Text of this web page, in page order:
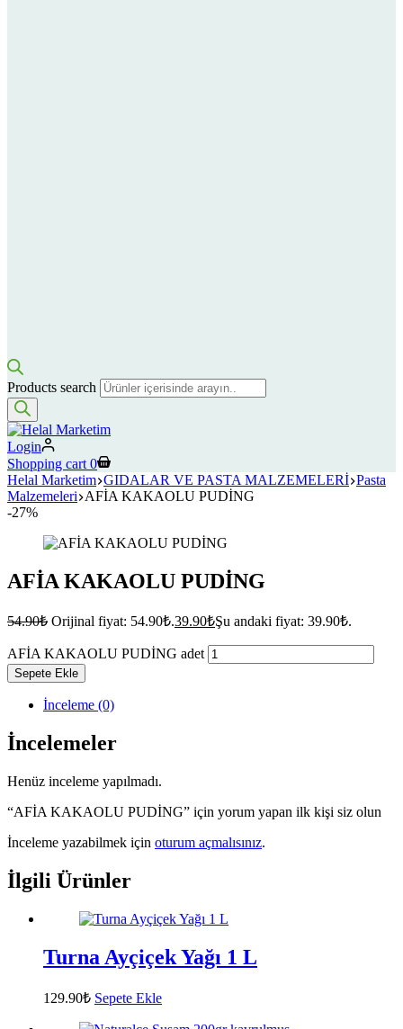
Products search
Login
Shopping cart 0
Helal Marketim GIDALAR VE PASTA MALZEMELERİ Pasta
Malzemeleri AFİA KAKAOLU PUDİNG
-27%
AFİA KAKAOLU PUDİNG
54.90₺ Orijinal fiyat: 54.90₺.39.90₺Şu andaki fiyat: 39.90₺.
AFİA KAKAOLU PUDİNG adet
Sepete Ekle
İnceleme (0)
İncelemeler
Henüz inceleme yapılmadı.
“AFİA KAKAOLU PUDİNG” için yorum yapan ilk kişi siz olun
İnceleme yazabilmek için oturum açmalısınız.
İlgili Ürünler
Turna Ayçiçek Yağı 1 L
129.90₺ Sepete Ekle